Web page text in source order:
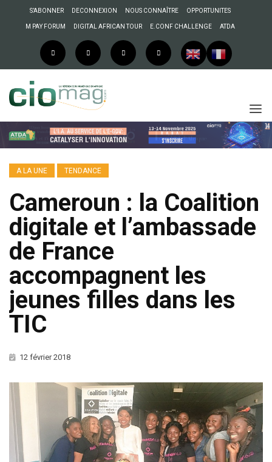
S’ABONNER DECONNEXION NOUS CONNAÎTRE OPPORTUNITES
M PAY FORUM DIGITAL AFRICAN TOUR E.CONF CHALLENGE ATDA
A LA UNE TENDANCE
Cameroun : la Coalition
digitale et l’ambassade
de France
accompagnent les
jeunes filles dans les
TIC
12 février 2018